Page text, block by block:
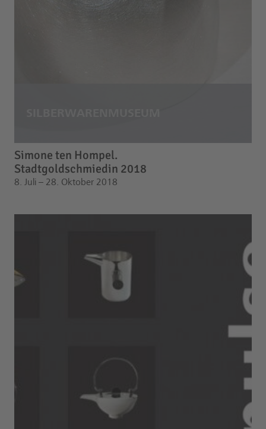
Simone ten Hompel.
Stadtgoldschmiedin 2018
8. Juli – 28. Oktober 2018